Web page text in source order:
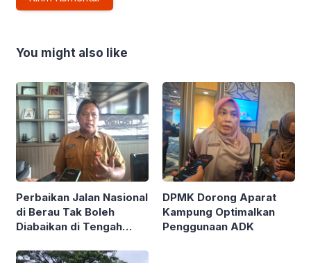
You might also like
Perbaikan Jalan Nasional
di Berau Tak Boleh
Diabaikan di Tengah
Kalimantan
DPMK Dorong Aparat
Kampung Optimalkan
Penggunaan ADK